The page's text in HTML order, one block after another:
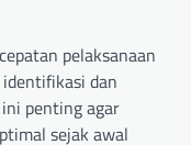
pelaksanaan
dan
penting agar
sejak awal